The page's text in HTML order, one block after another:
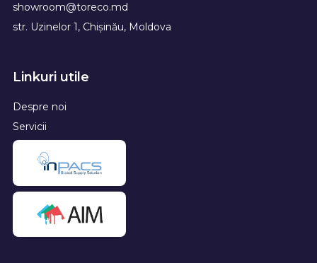
showroom@toreco.md
str. Uzinelor 1, Chișinău, Moldova
Linkuri utile
Despre noi
Servicii